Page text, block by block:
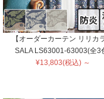
【オーダーカーテン リリカ
SALA LS63001-63003(全3
¥13,803(税込) ～